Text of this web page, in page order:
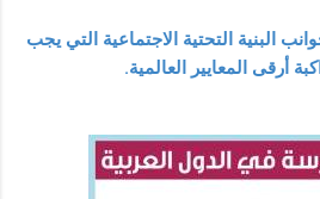
البنية التحتية الاجتماعية التي يجب
أرقى المعايير العالمية.